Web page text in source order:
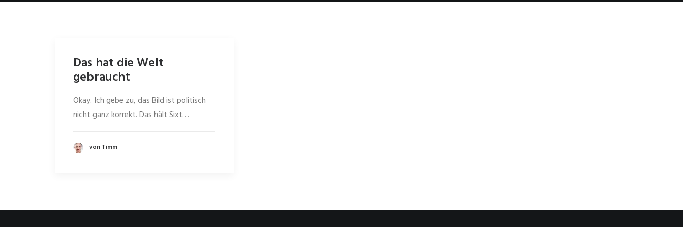
Das hat die Welt
gebraucht
Okay. Ich gebe zu, das Bild ist politisch
nicht ganz korrekt. Das hält Sixt…
von Timm